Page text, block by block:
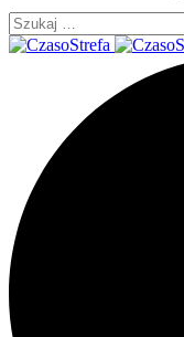
Szukaj: